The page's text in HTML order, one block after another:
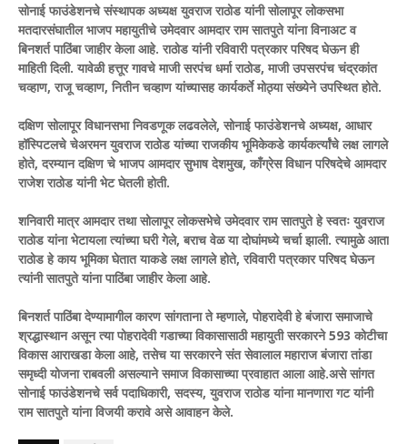
सोनाई फाउंडेशनचे संस्थापक अध्यक्ष युवराज राठोड यांनी सोलापूर लोकसभा
मतदारसंघातील भाजप महायुतीचे उमेदवार आमदार राम सातपुते यांना विनाअट व
बिनशर्त पाठिंबा जाहीर केला आहे. राठोड यांनी रविवारी पत्रकार परिषद घेऊन ही
माहिती दिली. यावेळी हत्तूर गावचे माजी सरपंच धर्मा राठोड, माजी उपसरपंच चंद्रकांत
चव्हाण, राजू चव्हाण, नितीन चव्हाण यांच्यासह कार्यकर्ते मोठ्या संख्येने उपस्थित होते.
दक्षिण सोलापूर विधानसभा निवडणूक लढवलेले, सोनाई फाउंडेशनचे अध्यक्ष, आधार
हॉस्पिटलचे चेअरमन युवराज राठोड यांच्या राजकीय भूमिकेकडे कार्यकर्त्यांचे लक्ष लागले
होते, दरम्यान दक्षिण चे भाजप आमदार सुभाष देशमुख, काँग्रेस विधान परिषदेचे आमदार
राजेश राठोड यांनी भेट घेतली होती.
शनिवारी मात्र आमदार तथा सोलापूर लोकसभेचे उमेदवार राम सातपुते हे स्वतः युवराज
राठोड यांना भेटायला त्यांच्या घरी गेले, बराच वेळ या दोघांमध्ये चर्चा झाली. त्यामुळे आता
राठोड हे काय भूमिका घेतात याकडे लक्ष लागले होते, रविवारी पत्रकार परिषद घेऊन
त्यांनी सातपुते यांना पाठिंबा जाहीर केला आहे.
बिनशर्त पाठिंबा देण्यामागील कारण सांगताना ते म्हणाले, पोहरादेवी हे बंजारा समाजाचे
श्रद्धास्थान असून त्या पोहरादेवी गडाच्या विकासासाठी महायुती सरकारने 593 कोटीचा
विकास आराखडा केला आहे, तसेच या सरकारने संत सेवालाल महाराज बंजारा तांडा
समृध्दी योजना राबवली असल्याने समाज विकासाच्या प्रवाहात आला आहे.असे सांगत
सोनाई फाउंडेशनचे सर्व पदाधिकारी, सदस्य, युवराज राठोड यांना मानणारा गट यांनी
राम सातपुते यांना विजयी करावे असे आवाहन केले.